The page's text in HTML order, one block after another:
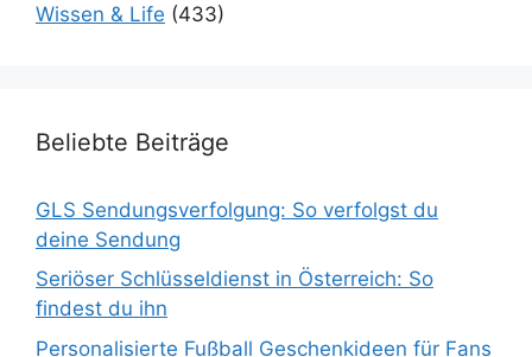
Wissen & Life (433)
Beliebte Beiträge
GLS Sendungsverfolgung: So verfolgst du
deine Sendung
Seriöser Schlüsseldienst in Österreich: So
findest du ihn
Personalisierte Fußball Geschenkideen für Fans